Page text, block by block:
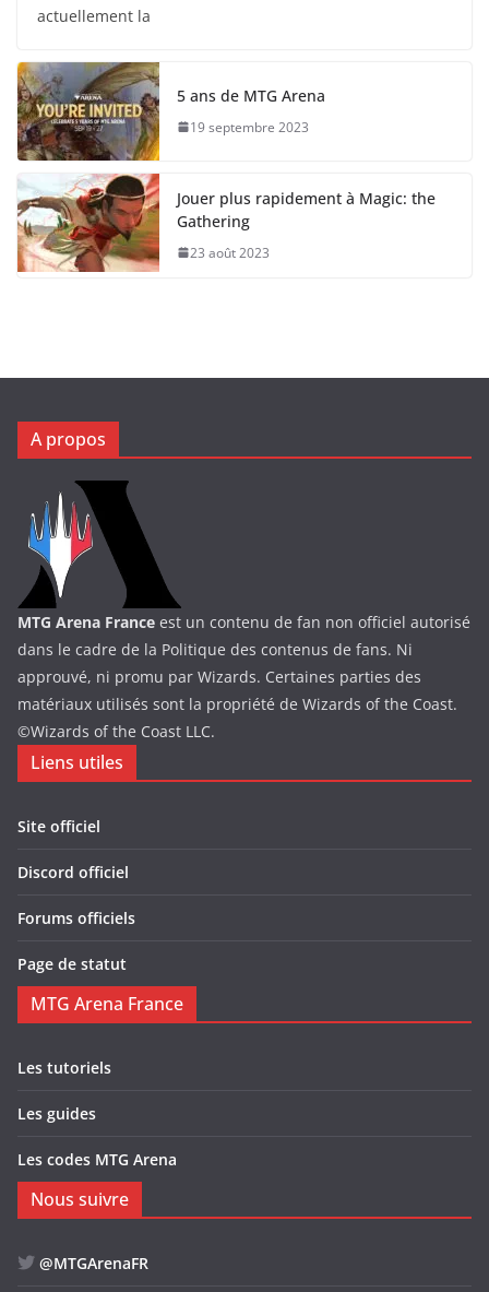
actuellement la
5 ans de MTG Arena
19 septembre 2023
Jouer plus rapidement à Magic: the
Gathering
23 août 2023
A propos
MTG Arena France est un contenu de fan non officiel autorisé
dans le cadre de la Politique des contenus de fans. Ni
approuvé, ni promu par Wizards. Certaines parties des
matériaux utilisés sont la propriété de Wizards of the Coast.
©Wizards of the Coast LLC.
Liens utiles
Site officiel
Discord officiel
Forums officiels
Page de statut
MTG Arena France
Les tutoriels
Les guides
Les codes MTG Arena
Nous suivre
@MTGArenaFR